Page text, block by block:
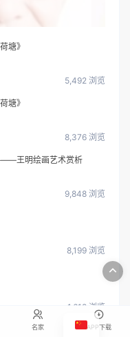
塘》
5,492 浏览
塘》
8,376 浏览
——王明绘画艺术赏析
9,848 浏览
8,199 浏览
1,618 浏览
名家 APP下载